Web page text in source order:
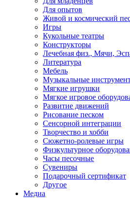
Для опытов
Живой и космический
Игры
Кукольные театры
Конструкторы
Лечебная физ., Мячи,
Литература
Мебель
Музыкальные
Мягкие игрушки
Мягкое игровое
Развитие движений
Рисование песком
Сенсорной интеграции
Творчество и хобби
Сюжетно-ролевые игры
Физкультурное
Часы песочные
Сувениры
Подарочный сертификат
Другое
Медиа